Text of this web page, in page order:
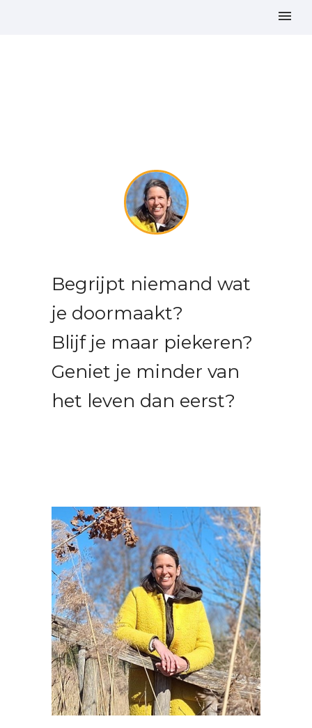
Begrijpt niemand wat
je doormaakt?
Blijf je maar piekeren?
Geniet je minder van
het leven dan eerst?